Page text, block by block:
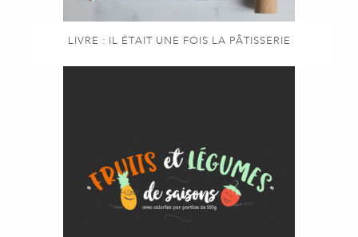
LIVRE : IL ÉTAIT UNE FOIS LA PÂTISSERIE